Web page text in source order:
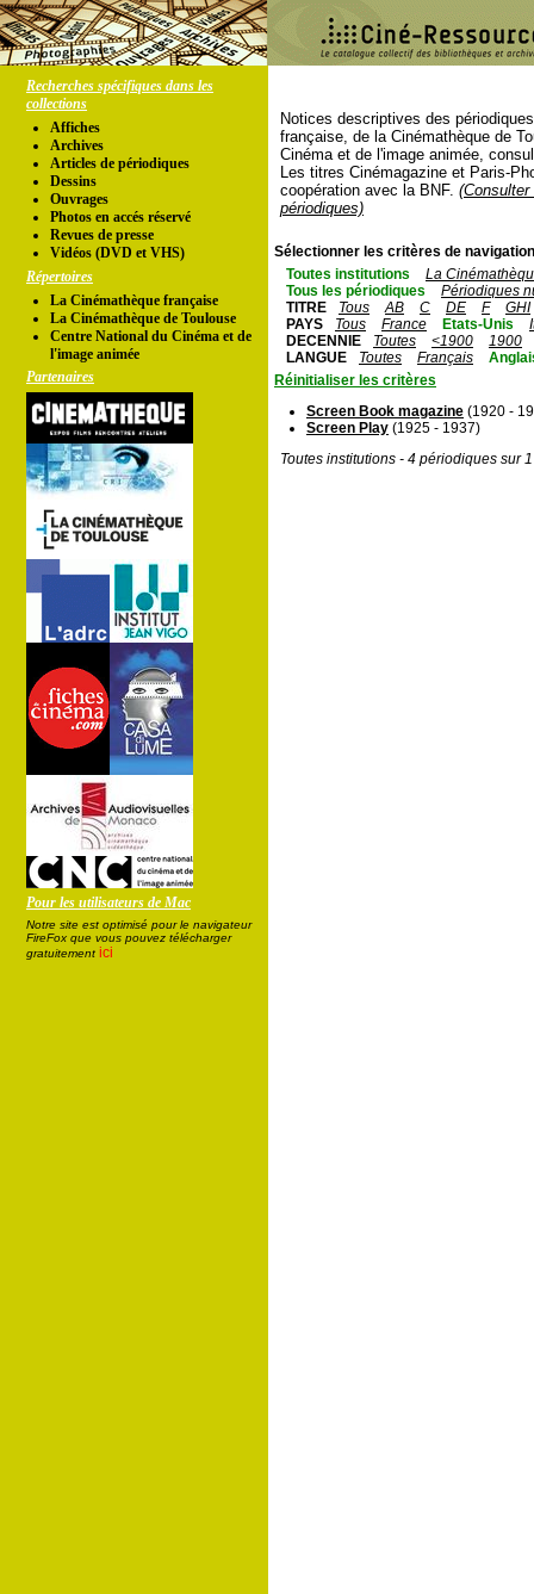
Recherches spécifiques dans les
collections
Affiches
Archives
Articles de périodiques
Dessins
Ouvrages
Photos en accés réservé
Revues de presse
Vidéos (DVD et VHS)
Répertoires
La Cinémathèque française
La Cinémathèque de Toulouse
Centre National du Cinéma et de
l'image animée
Partenaires
Pour les utilisateurs de Mac
Notre site est optimisé pour le navigateur
FireFox que vous pouvez télécharger
gratuitement ici
Notices descriptives des
française, de la Cinémathèque de
Cinéma et de l'image animée,
Les titres Cinémagazine et Paris-
coopération avec la BNF.
périodiques)
Sélectionner les critères de
Toutes institutions
La
Tous les périodiques
Périodiques
TITRE
Tous AB C DE F
GHI
PAYS
Tous France Etats-Unis
DECENNIE
Toutes <1900
1900
LANGUE
Toutes Français
Réinitialiser les critères
Screen Book magazine (1920 -
Screen Play (1925 - 1937)
Toutes institutions - 4 périodiques sur